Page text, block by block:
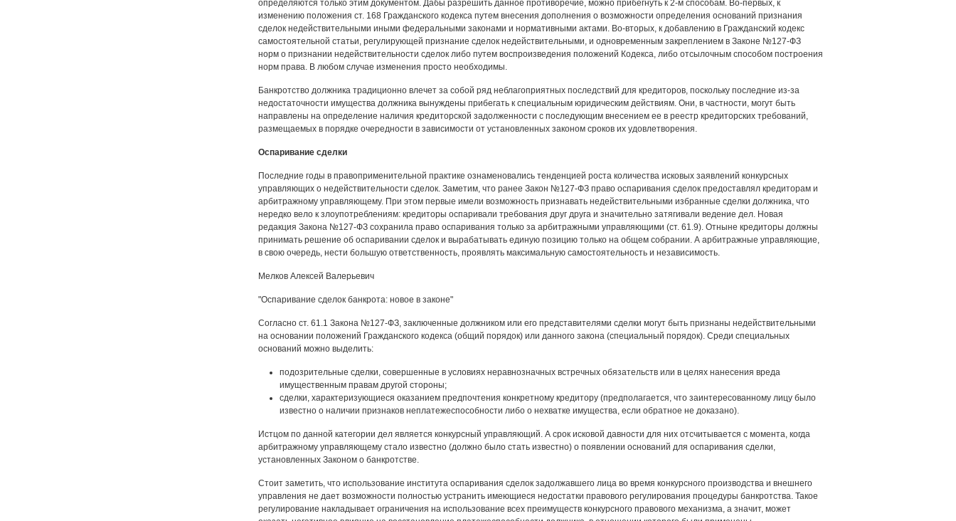
определяются только этим документом. Дабы разрешить данное противоречие, можно прибегнуть к 2-м способам. Во-первых, к
изменению положения ст. 168 Гражданского кодекса путем внесения дополнения о возможности определения оснований признания
сделок недействительными иными федеральными законами и нормативными актами. Во-вторых, к добавлению в Гражданский кодекс
самостоятельной статьи, регулирующей признание сделок недействительными, и одновременным закреплением в Законе №127-ФЗ
норм о признании недействительности сделок либо путем воспроизведения положений Кодекса, либо отсылочным способом построения
норм права. В любом случае изменения просто необходимы.
Банкротство должника традиционно влечет за собой ряд неблагоприятных последствий для кредиторов, поскольку последние из-за
недостаточности имущества должника вынуждены прибегать к специальным юридическим действиям. Они, в частности, могут быть
направлены на определение наличия кредиторской задолженности с последующим внесением ее в реестр кредиторских требований,
размещаемых в порядке очередности в зависимости от установленных законом сроков их удовлетворения.
Оспаривание сделки
Последние годы в правоприменительной практике ознаменовались тенденцией роста количества исковых заявлений конкурсных
управляющих о недействительности сделок. Заметим, что ранее Закон №127-ФЗ право оспаривания сделок предоставлял кредиторам и
арбитражному управляющему. При этом первые имели возможность признавать недействительными избранные сделки должника, что
нередко вело к злоупотреблениям: кредиторы оспаривали требования друг друга и значительно затягивали ведение дел. Новая
редакция Закона №127-ФЗ сохранила право оспаривания только за арбитражными управляющими (ст. 61.9). Отныне кредиторы должны
принимать решение об оспаривании сделок и вырабатывать единую позицию только на общем собрании. А арбитражные управляющие,
в свою очередь, нести большую ответственность, проявлять максимальную самостоятельность и независимость.
Мелков Алексей Валерьевич
"Оспаривание сделок банкрота: новое в законе"
Согласно ст. 61.1 Закона №127-ФЗ, заключенные должником или его представителями сделки могут быть признаны недействительными
на основании положений Гражданского кодекса (общий порядок) или данного закона (специальный порядок). Среди специальных
оснований можно выделить:
подозрительные сделки, совершенные в условиях неравнозначных встречных обязательств или в целях нанесения вреда
имущественным правам другой стороны;
сделки, характеризующиеся оказанием предпочтения конкретному кредитору (предполагается, что заинтересованному лицу было
известно о наличии признаков неплатежеспособности либо о нехватке имущества, если обратное не доказано).
Истцом по данной категории дел является конкурсный управляющий. А срок исковой давности для них отсчитывается с момента, когда
арбитражному управляющему стало известно (должно было стать известно) о появлении оснований для оспаривания сделки,
установленных Законом о банкротстве.
Стоит заметить, что использование института оспаривания сделок задолжавшего лица во время конкурсного производства и внешнего
управления не дает возможности полностью устранить имеющиеся недостатки правового регулирования процедуры банкротства. Такое
регулирование накладывает ограничения на использование всех преимуществ конкурсного правового механизма, а значит, может